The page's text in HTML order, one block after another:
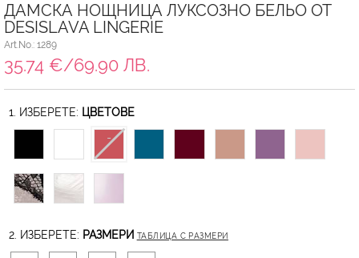
ДАМСКА НОЩНИЦА ЛУКСОЗНО БЕЛЬО ОТ
DESISLAVA LINGERIE
Art.No.: 1289
35.74 €/69.90 ЛВ.
1. ИЗБЕРЕТЕ: ЦВЕТОВЕ
2. ИЗБЕРЕТЕ: РАЗМЕРИ ТАБЛИЦА С РАЗМЕРИ